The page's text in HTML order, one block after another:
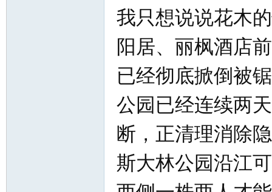
我只想说说花木
阳居、丽枫酒店
已经彻底掀倒被
公园已经连续两
断，正清理消除
斯大林公园沿江